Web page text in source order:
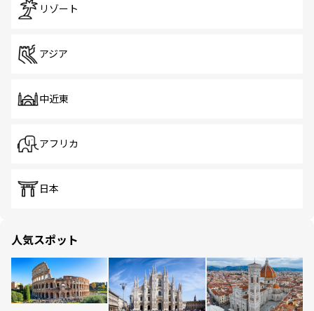
リゾート
アジア
中近東
アフリカ
日本
人気スポット